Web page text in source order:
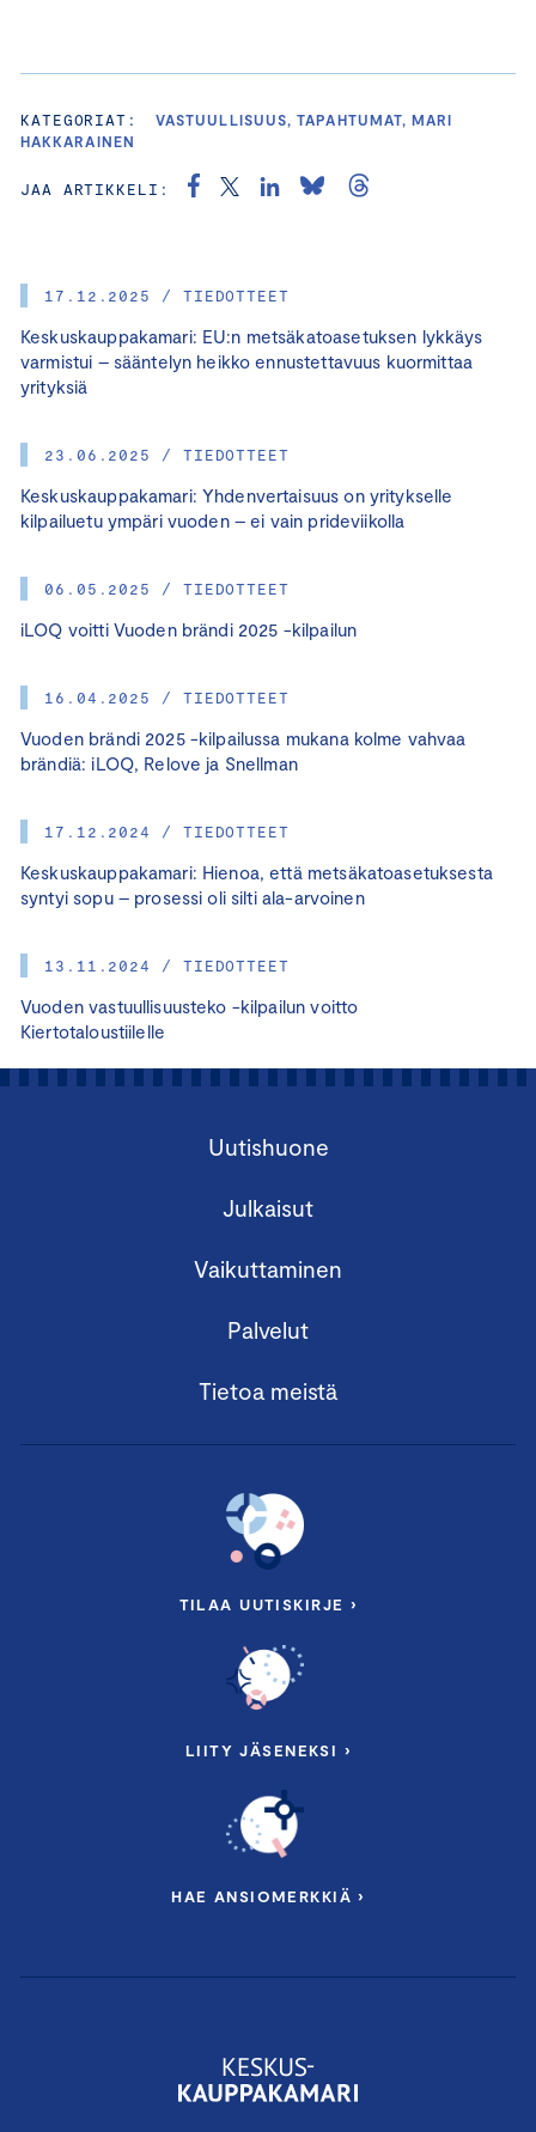
17.12.2025 / TIEDOTTEET
Keskuskauppakamari: EU:n metsäkatoasetuksen lykkäys
varmistui – sääntelyn heikko ennustettavuus kuormittaa
yrityksiä
23.06.2025 / TIEDOTTEET
Keskuskauppakamari: Yhdenvertaisuus on yritykselle
kilpailuetu ympäri vuoden – ei vain prideviikolla
06.05.2025 / TIEDOTTEET
iLOQ voitti Vuoden brändi 2025 -kilpailun
16.04.2025 / TIEDOTTEET
Vuoden brändi 2025 -kilpailussa mukana kolme vahvaa
brändiä: iLOQ, Relove ja Snellman
17.12.2024 / TIEDOTTEET
Keskuskauppakamari: Hienoa, että metsäkatoasetuksesta
syntyi sopu – prosessi oli silti ala-arvoinen
13.11.2024 / TIEDOTTEET
Vuoden vastuullisuusteko -kilpailun voitto
Kiertotaloustiilelle
KATEGORIAT:
VASTUULLISUUS, TAPAHTUMAT, MARI
HAKKARAINEN
JAA ARTIKKELI:
Uutishuone
Julkaisut
Vaikuttaminen
Palvelut
Tietoa meistä
TILAA UUTISKIRJE ›
LIITY JÄSENEKSI ›
HAE ANSIOMERKKIÄ ›